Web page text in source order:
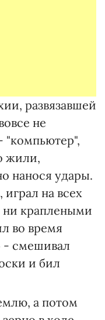
развязавшей
не
"компьютер",
жили,
нанося удары.
на всех
ни краплеными
во время
- смешивал
и бил
а потом